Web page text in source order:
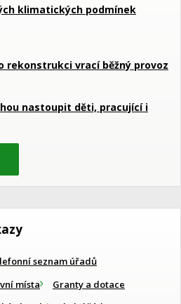
klimatických podmínek
rekonstrukci vrací běžný provoz
nastoupit děti, pracující i
seznam úřadů
místa
Granty a dotace